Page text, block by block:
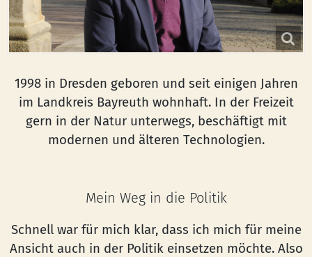
1998 in Dresden geboren und seit einigen Jahren
im Landkreis Bayreuth wohnhaft. In der Freizeit
gern in der Natur unterwegs, beschäftigt mit
modernen und älteren Technologien.
Mein Weg in die Politik
Schnell war für mich klar, dass ich mich für meine
Ansicht auch in der Politik einsetzen möchte. Also